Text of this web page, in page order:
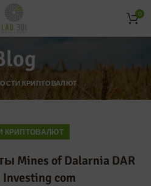
0
КРИПТОВАЛЮТ
КРИПТОВАЛЮТ
Mines of Dalarnia DAR
com